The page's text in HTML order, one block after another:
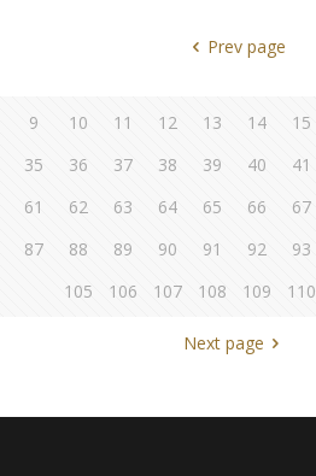
Prev page
9 10 11 12 13 14 15
35 36 37 38 39 40 41
61 62 63 64 65 66 67
87 88 89 90 91 92 93
105
106 107 108 109 110
Next page